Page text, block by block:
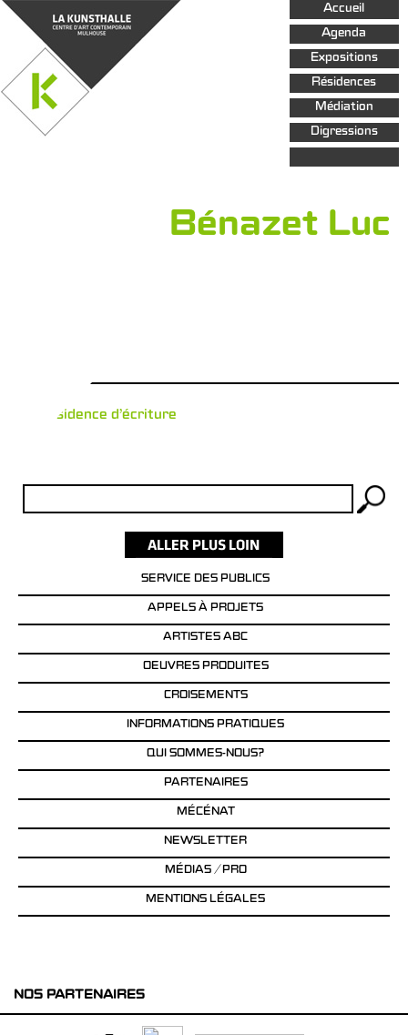
Aller au
contenu
principal
Accueil
Agenda
Expositions
Résidences
Médiation
Digressions
Bénazet Luc
Mini résidence d’écriture
SERVICE DES PUBLICS
APPELS À PROJETS
ARTISTES ABC
OEUVRES PRODUITES
CROISEMENTS
INFORMATIONS PRATIQUES
QUI SOMMES-NOUS?
PARTENAIRES
MÉCÉNAT
NEWSLETTER
MÉDIAS / PRO
MENTIONS LÉGALES
NOS PARTENAIRES